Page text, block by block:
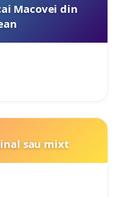
Macovei din
sau mixt